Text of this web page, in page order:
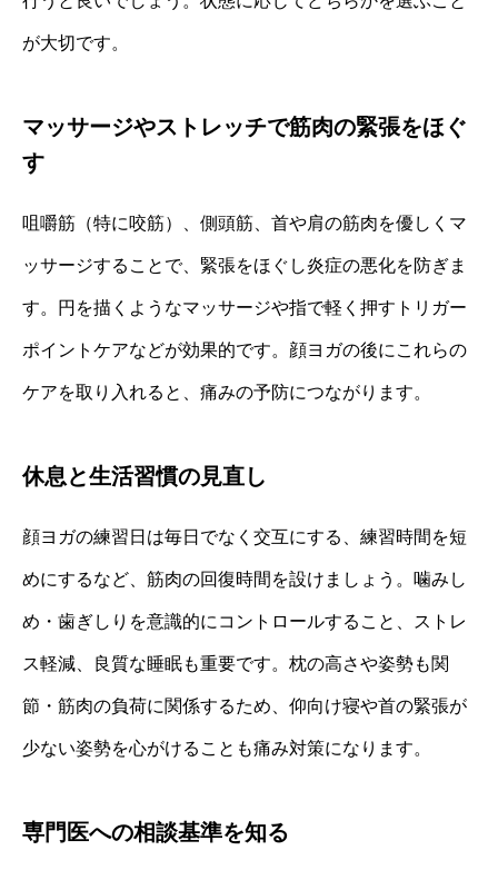
が大切です。
マッサージやストレッチで筋肉の緊張をほぐ
す
咀嚼筋（特に咬筋）、側頭筋、首や肩の筋肉を優しくマ
ッサージすることで、緊張をほぐし炎症の悪化を防ぎま
す。円を描くようなマッサージや指で軽く押すトリガー
ポイントケアなどが効果的です。顔ヨガの後にこれらの
ケアを取り入れると、痛みの予防につながります。
休息と生活習慣の見直し
顔ヨガの練習日は毎日でなく交互にする、練習時間を短
めにするなど、筋肉の回復時間を設けましょう。噛みし
め・歯ぎしりを意識的にコントロールすること、ストレ
ス軽減、良質な睡眠も重要です。枕の高さや姿勢も関
節・筋肉の負荷に関係するため、仰向け寝や首の緊張が
少ない姿勢を心がけることも痛み対策になります。
専門医への相談基準を知る